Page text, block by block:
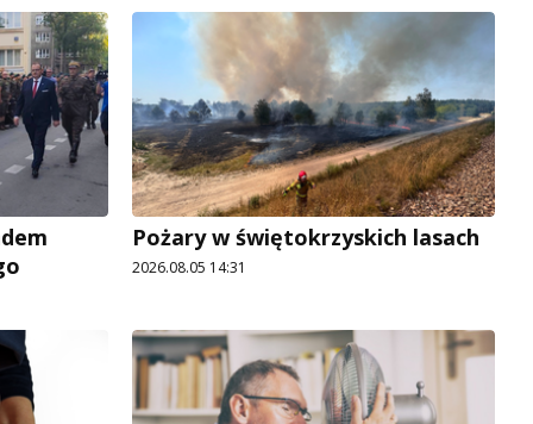
Pożary w świętokrzyskich lasach
2026.08.05 14:31